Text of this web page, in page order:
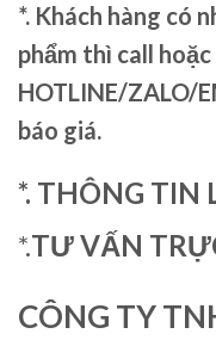
*. Khách hàng có
phẩm thì call
HOTLINE/ZALO/
báo giá.
*. THÔNG TIN
*.TƯ VẤN
CÔNG TY